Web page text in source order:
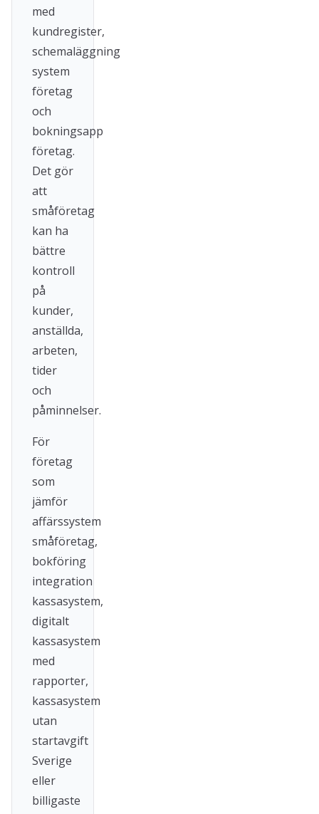
med
kundregister,
schemaläggning
system
företag
och
bokningsapp
företag.
Det gör
att
småföretag
kan ha
bättre
kontroll
på
kunder,
anställda,
arbeten,
tider
och
påminnelser.
För
företag
som
jämför
affärssystem
småföretag,
bokföring
integration
kassasystem,
digitalt
kassasystem
med
rapporter,
kassasystem
utan
startavgift
Sverige
eller
billigaste